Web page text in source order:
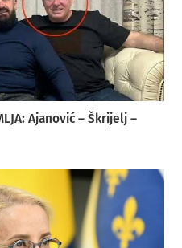
Ajanović – Škrijelj –